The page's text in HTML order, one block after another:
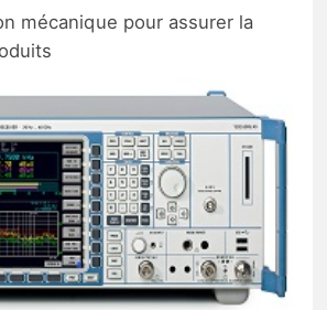
mécanique pour assurer la